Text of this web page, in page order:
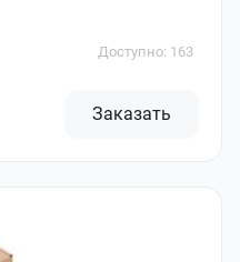
Доступно: 163
Заказать